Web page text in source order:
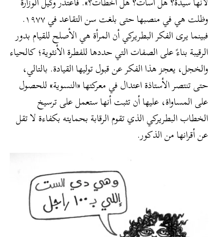
وظلت هي في منصبها حتى بلغت سن التقاعد في ١٩٧٧.
فبينما يرى الفكر البطريركي أن المرأة هي الأصلح للقيام بدور
الرقيبة بناءً على الصفات التي حددها للفطرة الأنثوية؛ كالحياء
والخجل، يعجز هذا الفكر عن قبول توليها القيادة. بالتالي،
حتى تنتصر الأستاذة اعتدال في معركتها «النسوية» للحصول
على المساواة، عليها أن تثبت أنها ستعمل على ترسيخ
الخطاب البطريركي الذي تقوم الرقابة بحمايته بكفاءة لا تقل
عن أقرانها من الذكور.